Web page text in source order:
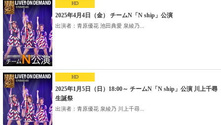
HD
2025年4月4日（金） チームN「N ship」公演
出演者：青原優花 池田典愛 泉綾乃...
HD
2025年1月5日（日）18:00～ チームN「N ship」公演 川上千尋
生誕祭
出演者：青原優花 泉綾乃 川上千尋...